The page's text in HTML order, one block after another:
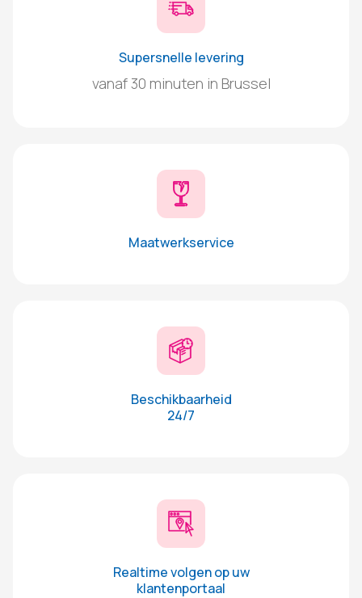
Supersnelle levering
vanaf 30 minuten in Brussel
Maatwerkservice
Beschikbaarheid
24/7
Realtime volgen op uw
klantenportaal